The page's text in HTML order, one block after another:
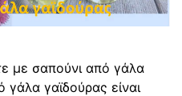
με σαπούνι από γάλα
γαϊδούρας είναι